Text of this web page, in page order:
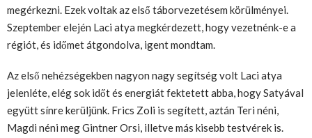
megérkezni. Ezek voltak az első táborvezetésem körülményei.
Szeptember elején Laci atya megkérdezett, hogy vezetnénk-e a
régiót, és időmet átgondolva, igent mondtam.
Az első nehézségekben nagyon nagy segítség volt Laci atya
jelenléte, elég sok időt és energiát fektetett abba, hogy Satyával
együtt sínre kerüljünk. Frics Zoli is segített, aztán Teri néni,
Magdi néni meg Gintner Orsi, illetve más kisebb testvérek is.